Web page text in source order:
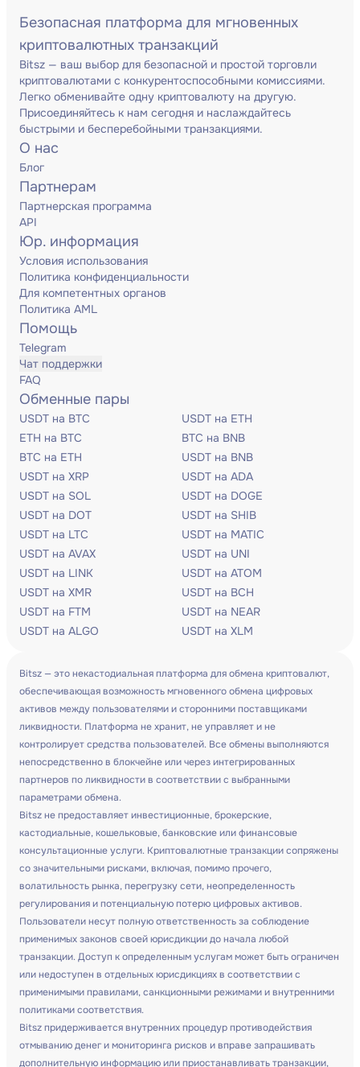
Безопасная платформа для мгновенных
криптовалютных транзакций
Bitsz — ваш выбор для безопасной и простой торговли
криптовалютами с конкурентоспособными комиссиями.
Легко обменивайте одну криптовалюту на другую.
Присоединяйтесь к нам сегодня и наслаждайтесь
быстрыми и бесперебойными транзакциями.
О нас
Блог
Партнерам
Партнерская программа
API
Юр. информация
Условия использования
Политика конфиденциальности
Для компетентных органов
Политика AML
Помощь
Telegram
Чат поддержки
FAQ
Обменные пары
USDT на BTC
USDT на ETH
ETH на BTC
BTC на BNB
BTC на ETH
USDT на BNB
USDT на XRP
USDT на ADA
USDT на SOL
USDT на DOGE
USDT на DOT
USDT на SHIB
USDT на LTC
USDT на MATIC
USDT на AVAX
USDT на UNI
USDT на LINK
USDT на ATOM
USDT на XMR
USDT на BCH
USDT на FTM
USDT на NEAR
USDT на ALGO
USDT на XLM
Bitsz — это некастодиальная платформа для обмена криптовалют,
обеспечивающая возможность мгновенного обмена цифровых
активов между пользователями и сторонними поставщиками
ликвидности. Платформа не хранит, не управляет и не
контролирует средства пользователей. Все обмены выполняются
непосредственно в блокчейне или через интегрированных
партнеров по ликвидности в соответствии с выбранными
параметрами обмена.
Bitsz не предоставляет инвестиционные, брокерские,
кастодиальные, кошельковые, банковские или финансовые
консультационные услуги. Криптовалютные транзакции сопряжены
со значительными рисками, включая, помимо прочего,
волатильность рынка, перегрузку сети, неопределенность
регулирования и потенциальную потерю цифровых активов.
Пользователи несут полную ответственность за соблюдение
применимых законов своей юрисдикции до начала любой
транзакции. Доступ к определенным услугам может быть ограничен
или недоступен в отдельных юрисдикциях в соответствии с
применимыми правилами, санкционными режимами и внутренними
политиками соответствия.
Bitsz придерживается внутренних процедур противодействия
отмыванию денег и мониторинга рисков и вправе запрашивать
дополнительную информацию или приостанавливать транзакции,